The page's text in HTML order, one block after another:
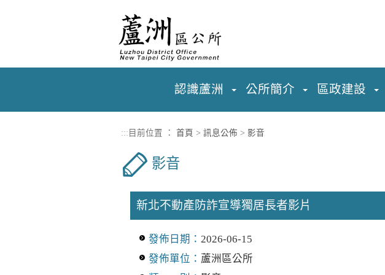
認識蘆洲 公所簡介 區政建設
::: 目前位置 ： 首頁 > 訊息公佈 > 影音
影音
新北不動產防詐宣導獨居長者影片
發佈日期： 2026-06-15
發佈單位： 蘆洲區公所